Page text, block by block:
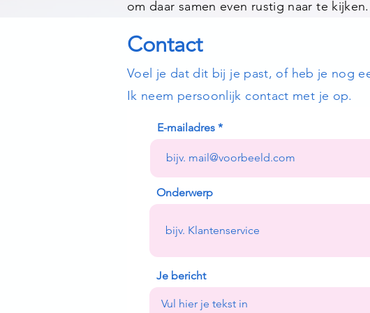
om daar samen even rustig naar te
Contact
Voel je dat dit bij je past, of heb je nog
Ik neem persoonlijk contact met je op.
E-mailadres
Onderwerp
Je bericht